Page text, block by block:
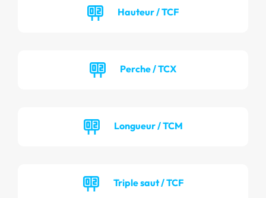
Hauteur / TCF
Perche / TCX
Longueur / TCM
Triple saut / TCF